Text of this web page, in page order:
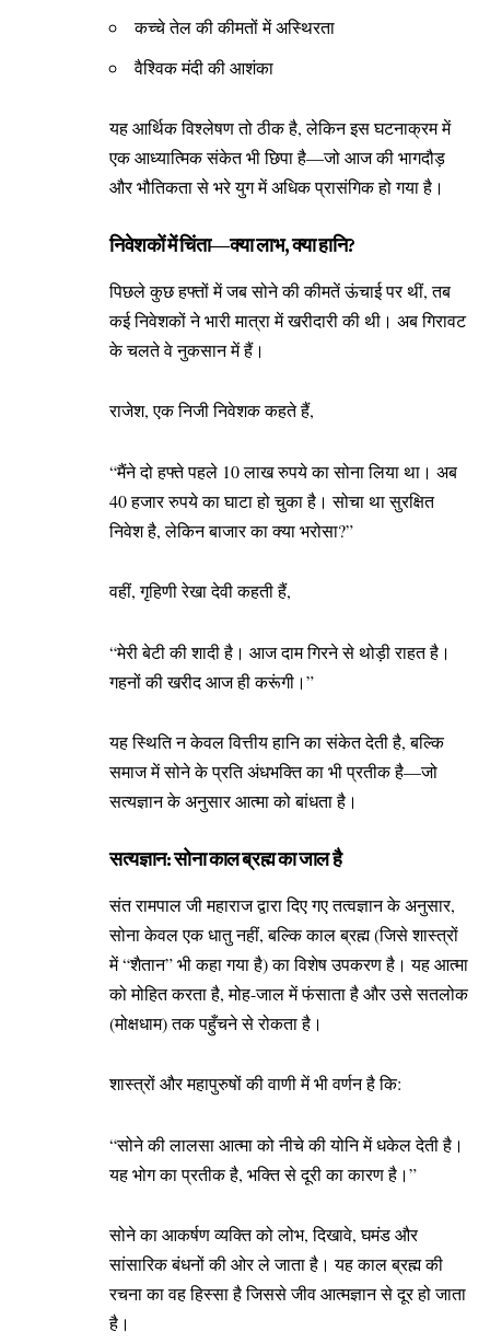
कच्चे तेल की कीमतों में अस्थिरता
वैश्विक मंदी की आशंका
यह आर्थिक विश्लेषण तो ठीक है, लेकिन इस घटनाक्रम में
एक आध्यात्मिक संकेत भी छिपा है—जो आज की भागदौड़
और भौतिकता से भरे युग में अधिक प्रासंगिक हो गया है।
निवेशकों में चिंता—क्या लाभ, क्या हानि?
पिछले कुछ हफ्तों में जब सोने की कीमतें ऊंचाई पर थीं, तब
कई निवेशकों ने भारी मात्रा में खरीदारी की थी। अब गिरावट
के चलते वे नुकसान में हैं।
राजेश, एक निजी निवेशक कहते हैं,
“मैंने दो हफ्ते पहले 10 लाख रुपये का सोना लिया था। अब
40 हजार रुपये का घाटा हो चुका है। सोचा था सुरक्षित
निवेश है, लेकिन बाजार का क्या भरोसा?”
वहीं, गृहिणी रेखा देवी कहती हैं,
“मेरी बेटी की शादी है। आज दाम गिरने से थोड़ी राहत है।
गहनों की खरीद आज ही करूंगी।”
यह स्थिति न केवल वित्तीय हानि का संकेत देती है, बल्कि
समाज में सोने के प्रति अंधभक्ति का भी प्रतीक है—जो
सत्यज्ञान के अनुसार आत्मा को बांधता है।
सत्यज्ञान: सोना काल ब्रह्म का जाल है
संत रामपाल जी महाराज द्वारा दिए गए तत्वज्ञान के अनुसार,
सोना केवल एक धातु नहीं, बल्कि काल ब्रह्म (जिसे शास्त्रों
में “शैतान” भी कहा गया है) का विशेष उपकरण है। यह आत्मा
को मोहित करता है, मोह-जाल में फंसाता है और उसे सतलोक
(मोक्षधाम) तक पहुँचने से रोकता है।
शास्त्रों और महापुरुषों की वाणी में भी वर्णन है कि:
“सोने की लालसा आत्मा को नीचे की योनि में धकेल देती है।
यह भोग का प्रतीक है, भक्ति से दूरी का कारण है।”
सोने का आकर्षण व्यक्ति को लोभ, दिखावे, घमंड और
सांसारिक बंधनों की ओर ले जाता है। यह काल ब्रह्म की
रचना का वह हिस्सा है जिससे जीव आत्मज्ञान से दूर हो जाता
है।